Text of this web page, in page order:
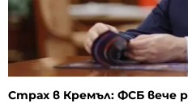
Страх в Кремъл: ФСБ вече